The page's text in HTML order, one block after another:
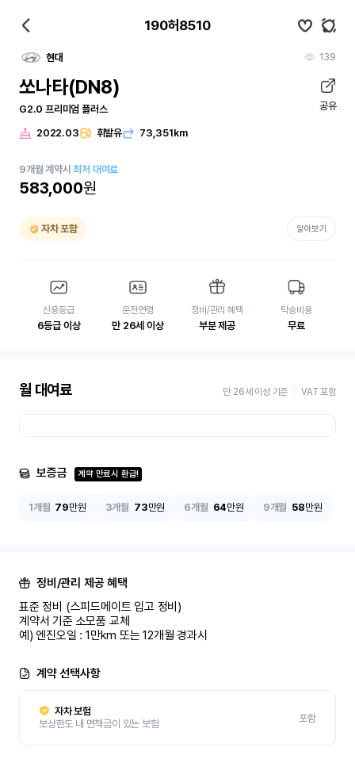
190허8510
현대 139
쏘나타(DN8)
G2.0 프리미엄 플러스 공유
2022.03 휘발유 73,351km
9개월 계약시최저 대여료
583,000원
자차 포함 알아보기
신용등급
6등급 이상
운전연령
만 26세 이상
정비/관리 혜택
부분 제공
탁송비용
무료
월 대여료 만 26세 이상 기준 VAT 포함
보증금 계약 만료시 환급!
1개월 79만원 3개월 73만원 6개월 64만원 9개월 58만원
정비/관리 제공 혜택
표준 정비 (스피드메이트 입고 정비)
계약서 기준 소모품 교체
예) 엔진오일 : 1만km 또는 12개월 경과시
계약 선택사항
자차 보험
보상한도 내 면책금이 있는 보험
포함